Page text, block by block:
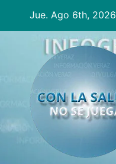
contenido
Jue. Ago 6th, 2026